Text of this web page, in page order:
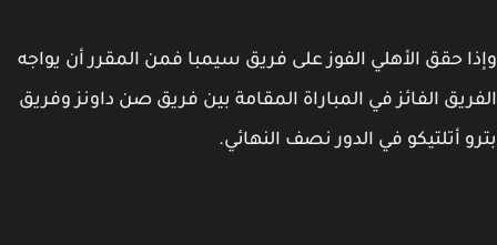
حقق الأهلي الفوز على فريق سيمبا فمن المقرر أن يواجه
الفائز في المباراة المقامة بين فريق صن داونز وفريق
أتلتيكو في الدور نصف النهائي.